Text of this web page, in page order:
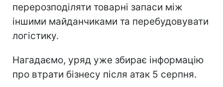
перерозподіляти товарні запаси між
іншими майданчиками та перебудовувати
логістику.
Нагадаємо, уряд уже збирає інформацію
про втрати бізнесу після атак 5 серпня.